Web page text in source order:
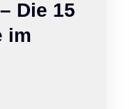
Die 15
im